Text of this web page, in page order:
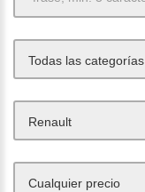
Todas las categorías
Renault
Cualquier precio